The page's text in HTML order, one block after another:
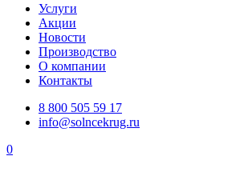
Услуги
Акции
Новости
Производство
О компании
Контакты
8 800 505 59 17
info@solncekrug.ru
0